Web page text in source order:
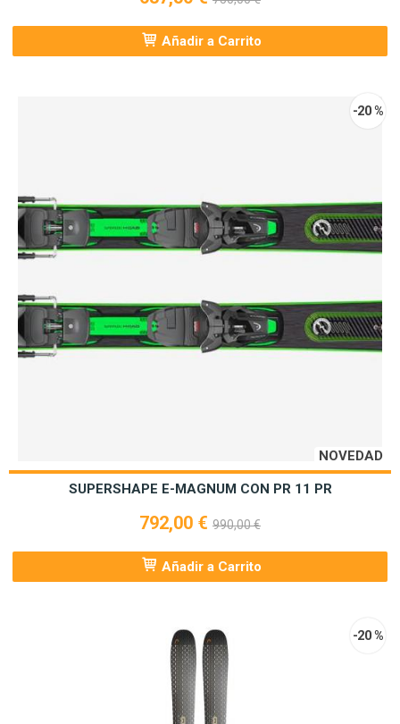
Añadir a Carrito
NOVEDAD
-20 %
SUPERSHAPE E-MAGNUM CON PR 11 PR
792,00 € 990,00 €
Añadir a Carrito
-20 %